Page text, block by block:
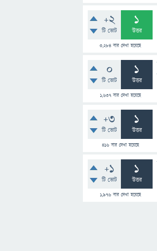
+2
টি ভোট
1
উত্তর
3,284 বার দেখা হয়েছে
0
টি ভোট
1
উত্তর
1,637বার দেখা হয়েছে
+3
টি ভোট
1
উত্তর
416বার দেখা হয়েছে
+1
টি ভোট
1
উত্তর
1,976বার দেখা হয়েছে